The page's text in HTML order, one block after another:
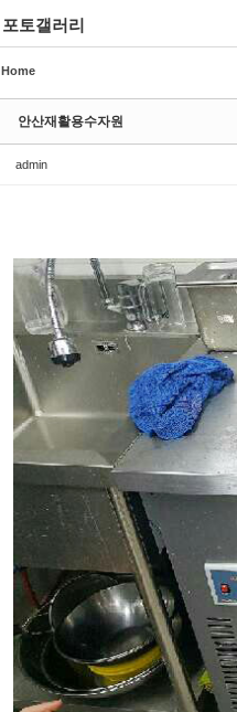
포토갤러리
Home
안산재활용수자원
admin